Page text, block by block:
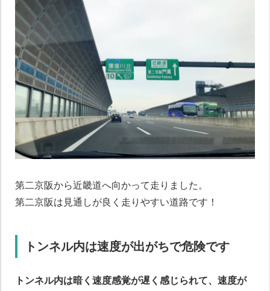
第二京阪から近畿道へ向かって走りました。
第二京阪は見通しが良く走りやすい道路です！
トンネル内は速度が出がちで危険です
トンネル内は暗く速度感覚が遅く感じられて、速度が